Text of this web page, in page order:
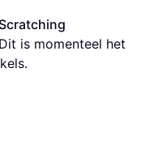
is momenteel het